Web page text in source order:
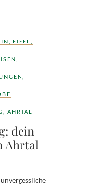
EIFEL
AHRTAL
dein
Ahrtal